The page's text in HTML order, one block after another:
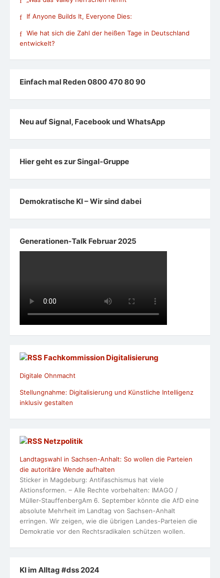
If Anyone Builds It, Everyone Dies:
Wie hat sich die Zahl der heißen Tage in Deutschland
entwickelt?
Einfach mal Reden 0800 470 80 90
Neu auf Signal, Facebook und WhatsApp
Hier geht es zur Singal-Gruppe
Demokratische KI – Wir sind dabei
Generationen-Talk Februar 2025
Fachkommission Digitalisierung
Digitale Ohnmacht
Stellungnahme: Digitalisierung und Künstliche Intelligenz
inklusiv gestalten
Netzpolitik
Landtagswahl in Sachsen-Anhalt: So wollen die Parteien
die autoritäre Wende aufhalten
Sticker in Magdeburg: Antifaschismus hat viele
Aktionsformen. – Alle Rechte vorbehalten: IMAGO /
Müller-StauffenbergAm 6. September könnte die AfD eine
absolute Mehrheit im Landtag von Sachsen-Anhalt
erringen. Wir zeigen, wie die übrigen Landes-Parteien die
Demokratie vor den Rechtsradikalen schützen wollen.
KI im Alltag #dss 2024